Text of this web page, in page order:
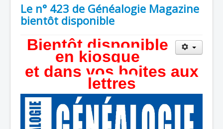
Le n° 423 de Généalogie Magazine
bientôt disponible
Bientôt disponible
en kiosque
et dans vos boites aux
lettres